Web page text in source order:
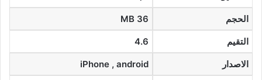
الحجم 36 MB
التقيم 4.6
الاصدار iPhone , android